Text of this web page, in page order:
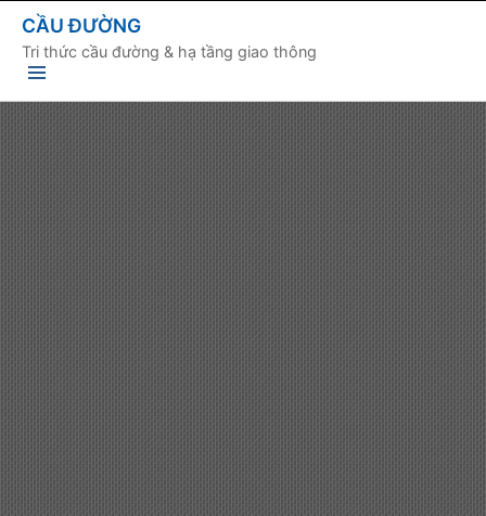
CẦU ĐƯỜNG
Tri thức cầu đường & hạ tầng giao thông